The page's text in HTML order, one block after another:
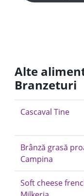
Alte
Branzeturi
Cascaval Tine
Brânză grasă
Campina
Soft cheese